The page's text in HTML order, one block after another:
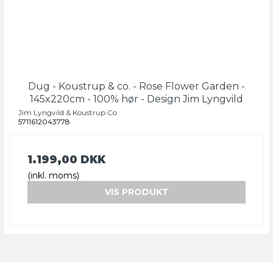
Dug - Koustrup & co. - Rose Flower Garden -
145x220cm - 100% hør - Design Jim Lyngvild
Jim Lyngvild & Koustrup Co
5711612043778
1.199,00 DKK
(inkl. moms)
VIS PRODUKT